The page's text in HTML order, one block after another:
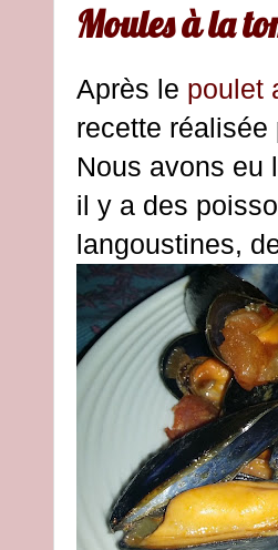
Moules à la
Après le poulet
recette
Nous avons eu
il y a des
langoustines,